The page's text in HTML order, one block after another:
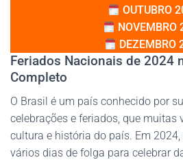
OUTUBRO
NOVEMBRO
DEZEMBRO
Feriados Nacionais de 2024
Completo
O Brasil é um país conhecido por
celebrações e feriados, que muitas
cultura e história do país. Em
vários dias de folga para celebrar